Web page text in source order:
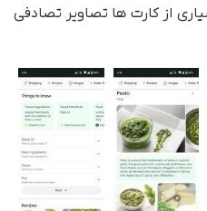
از کارت ها تصاویر تصادفی